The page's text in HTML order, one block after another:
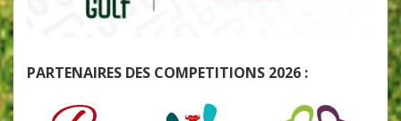
PARTENAIRES DES COMPETITIONS 2026 :